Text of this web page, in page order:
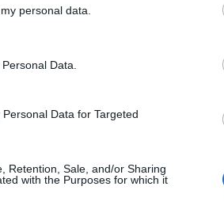
personal data.
Data.
Data for Targeted
Retention, Sale, and/or Sharing
with the Purposes for which it
tartozik, melynek olvasása